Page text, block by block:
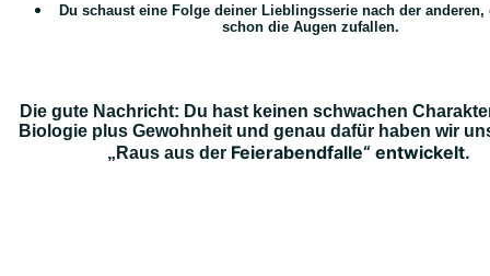
Du schaust eine Folge deiner Lieblingsserie nach der
schon die Augen zufallen.
Die gute Nachricht: Du hast keinen schwachen
Biologie plus Gewohnheit und genau dafür haben wir
„Raus aus der Feierabendfalle“ entwickelt.